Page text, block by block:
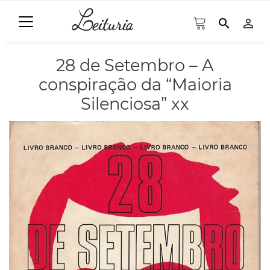
search person_outline
28 de Setembro – A
conspiração da “Maioria
Silenciosa” xx